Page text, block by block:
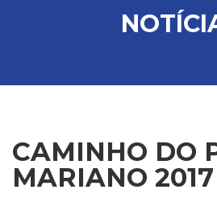
CAMINHO DO
MARIANO 2017